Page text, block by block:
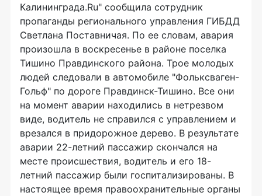
Калининграда.Ru" сообщила сотрудник
пропаганды регионального управления ГИБДД
Светлана Поставничая. По ее словам, авария
произошла в воскресенье в районе поселка
Тишино Правдинского района. Трое молодых
людей следовали в автомобиле "Фольксваген-
Гольф" по дороге Правдинск-Тишино. Все они
на момент аварии находились в нетрезвом
виде, водитель не справился с управлением и
врезался в придорожное дерево. В результате
аварии 22-летний пассажир скончался на
месте происшествия, водитель и его 18-
летний пассажир были госпитализированы. В
настоящее время правоохранительные органы